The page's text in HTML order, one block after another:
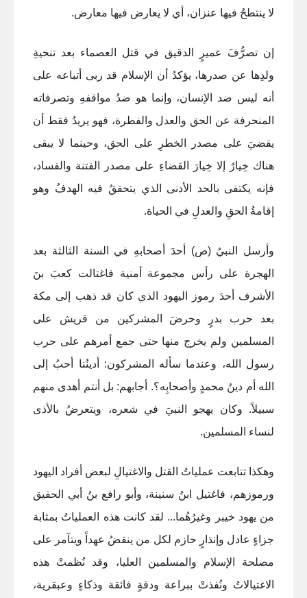
لا ينتطحُ فيها عنزان، أي لا يعارض فيها معارض.
إن تصرُّفَ عميرٍ الدقيق في قتل العصماء بعد تنحيةِ
ولدِها عن صدرها، يؤكدُ أن الإسلام قد ربى أتباعه على
أنه ليس ضد الإنسان، وإنما هو ضدُ مواقفهِ وتصرفاته
المنحرفة عن الحق والعدل والفطرة، فهو يريدُ فقط أن
يقضيَ على مصدر الخطرِ على الحق، وحينما لا يبقى
هناك خِيارٌ إلا خِيارَ القضاءِ على مصدر الفتنة والفساد،
فإنه يكتفى بالحد الأدنى الذي يتحققُ فيه الهدفُ وهو
إقامةُ الحقِ والعدلِ في الحياة.
وأرسل النبيُ (ص) أحدَ أصحابهِ في السنة الثالثة بعد
الهجرة على رأس مجموعة أمنية فاغتالت كعبَ بنَ
الأشرف أحدَ رموز اليهود الذي كان قد ذهب إلى مكة
بعد حرب بدرٍ وحرضَ المشركين من قريش على
المسلمين ولم يخرج منها حتى جمع أمرهم على حرب
رسول الله، وعندما سأله المشركون: أدينُنا أحبُ إلى
الله أم دينُ محمدٍ وأصحابِه؟. أجابهم: بل أنتم أهدى منهم
سبيلاً. وكان يهجو النبيَ في شعره، ويتعرضُ بالأذى
لنساء المسلمين.
وهكذا تتابعت عملياتُ القتل والاغتيالِ لبعض أفراد اليهود
ورموزهم، فاغتيل ابنُ سنينة، وأبو رافع بنُ أبي الحقيق
من يهود خيبر وغيرُهُما... لقد كانت هذه العملياتُ بمثابة
جزاءٍ عادل وإنذارٍ حازم لكل من ينقضُ عهداً ويتآمر على
مصلحة الإسلام والمسلمين العليا، وقد نُظمتْ هذه
الاغتيالاتُ ونُفذتْ ببراعة ودقةٍ فائقة وذكاءٍ وعبقرية،